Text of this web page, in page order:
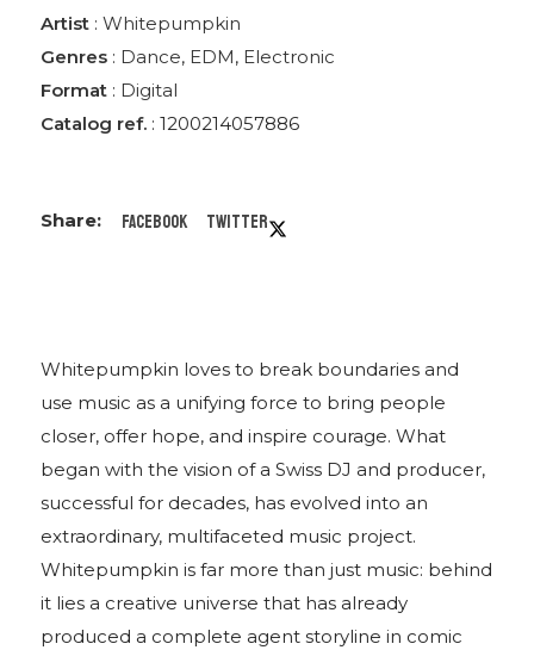
Whitepumpkin loves to break boundaries and
use music as a unifying force to bring people
closer, offer hope, and inspire courage. What
began with the vision of a Swiss DJ and producer,
successful for decades, has evolved into an
extraordinary, multifaceted music project.
Whitepumpkin is far more than just music: behind
it lies a creative universe that has already
produced a complete agent storyline in comic
Artist :Whitepumpkin
Genres : Dance, EDM, Electronic
Format : Digital
Catalog ref. : 1200214057886
Facebook Twitter